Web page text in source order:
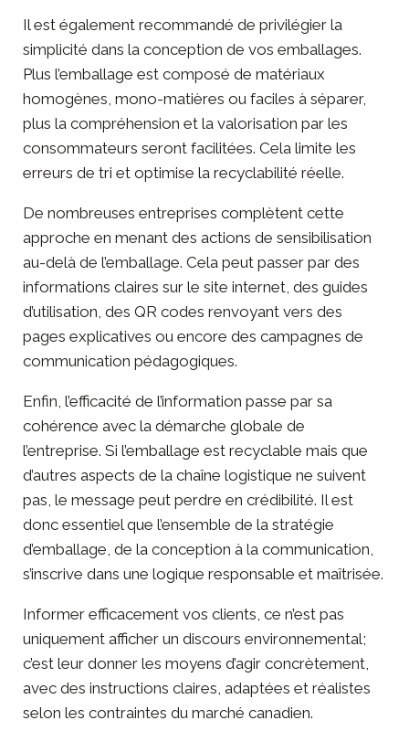
Il est également recommandé de privilégier la
simplicité dans la conception de vos emballages.
Plus l’emballage est composé de matériaux
homogènes, mono-matières ou faciles à séparer,
plus la compréhension et la valorisation par les
consommateurs seront facilitées. Cela limite les
erreurs de tri et optimise la recyclabilité réelle.
De nombreuses entreprises complètent cette
approche en menant des actions de sensibilisation
au-delà de l’emballage. Cela peut passer par des
informations claires sur le site internet, des guides
d’utilisation, des QR codes renvoyant vers des
pages explicatives ou encore des campagnes de
communication pédagogiques.
Enfin, l’efficacité de l’information passe par sa
cohérence avec la démarche globale de
l’entreprise. Si l’emballage est recyclable mais que
d’autres aspects de la chaîne logistique ne suivent
pas, le message peut perdre en crédibilité. Il est
donc essentiel que l’ensemble de la stratégie
d’emballage, de la conception à la communication,
s’inscrive dans une logique responsable et maîtrisée.
Informer efficacement vos clients, ce n’est pas
uniquement afficher un discours environnemental ;
c’est leur donner les moyens d’agir concrètement,
avec des instructions claires, adaptées et réalistes
selon les contraintes du marché canadien.